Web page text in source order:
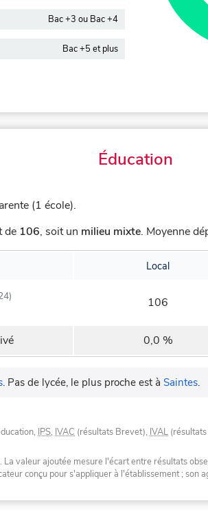
Bac +3 ou Bac +4
Bac +5 et plus
Éducation
(1 école).
de 106, soit un milieu mixte. Moyenne
Local
106
0,0 %
. Pas de lycée, le plus proche est à Saintes.
IPS, IVAC (résultats Brevet), IVAL
valeur ajoutée mesure l'écart entre résultats
conçu pour s'appliquer à l'établissement ; son